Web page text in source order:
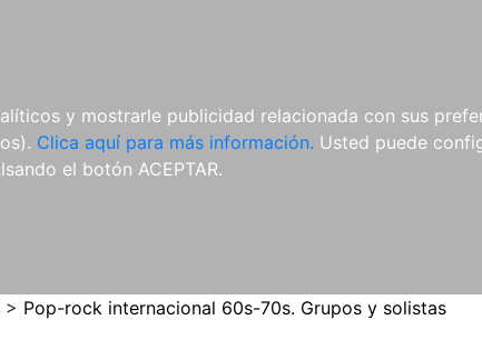
y mostrarle publicidad relacionada con sus
Clica aquí para más información. Usted puede
el botón ACEPTAR.
REVISTAS
CDS Y
DVDS
MATERIAL
COMPLEMENTARIO
> Pop-rock internacional 60s-70s. Grupos y solistas